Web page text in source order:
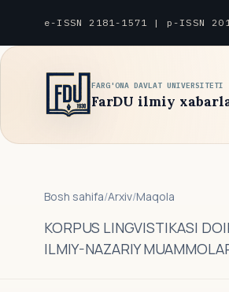
e-ISSN 2181-1571 | p-ISSN
FARG'ONA DAVLAT UNIVERSITETI
FarDU ilmiy
Bosh sahifa/Arxiv/Maqola
KORPUS LINGVISTIKASI
ILMIY-NAZARIY